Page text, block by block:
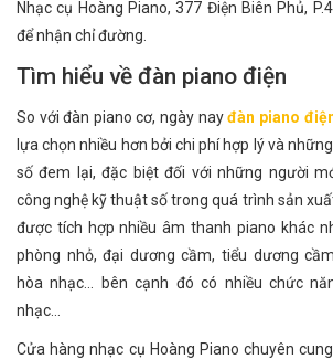
Nhạc cụ Hoàng Piano, 377 Điện Biên Phủ,
để nhận chỉ đường.
Tìm hiểu về đàn piano điện
So với đàn piano cơ, ngày nayđàn piano
lựa chọn nhiều hơn bởi chi phí hợp lý và
số đem lại, đặc biệt đối với những người
công nghệ kỹ thuật số trong quá trình sản
được tích hợp nhiều âm thanh piano khác
phòng nhỏ, đại dương cầm, tiểu dương
hòa nhạc... bên cạnh đó có nhiều chức
nhạc...
Cửa hàng nhạc cụ Hoàng Piano chuyên